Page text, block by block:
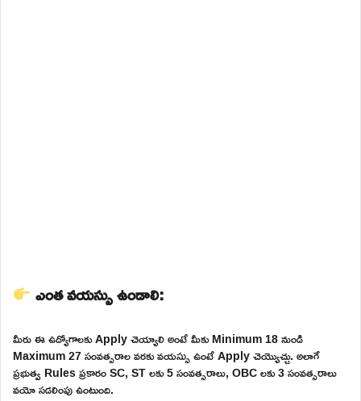
ఎంత వయస్సు ఉండాలి:
మీరు ఈ ఉద్యోగాలకు Apply చెయ్యాలి అంటే మీకు Minimum 18 నుండి
Maximum 27 సంవత్సరాల వరకు వయస్సు ఉంటే Apply చెయ్యొచ్చు. అలాగే
ప్రభుత్వ Rules ప్రకారం SC, ST లకు 5 సంవత్సరాలు, OBC లకు 3 సంవత్సరాలు
వయో సడలింపు ఉంటుంది.